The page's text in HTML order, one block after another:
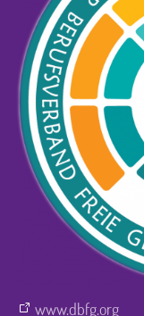
www.dbfg.org